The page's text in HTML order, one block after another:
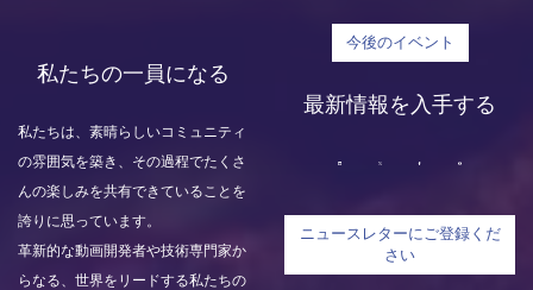
今後のイベント
私たちの一員になる
私たちは、素晴らしいコミュニティ
の雰囲気を築き、その過程でたくさ
んの楽しみを共有できていることを
誇りに思っています。
革新的な動画開発者や技術専門家か
らなる、世界をリードする私たちの
最新情報を入手する
ニュースレターにご登録くだ
さい